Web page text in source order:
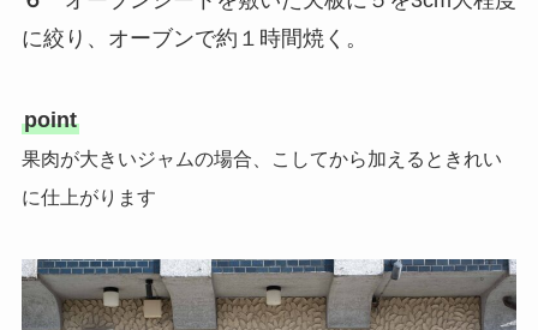
に絞り、オーブンで約１時間焼く。
point
果肉が大きいジャムの場合、こしてから加えるときれい
に仕上がります